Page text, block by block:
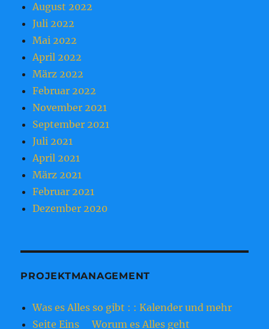
August 2022
Juli 2022
Mai 2022
April 2022
März 2022
Februar 2022
November 2021
September 2021
Juli 2021
April 2021
März 2021
Februar 2021
Dezember 2020
PROJEKTMANAGEMENT
Was es Alles so gibt : : Kalender und mehr
Seite Eins _ Worum es Alles geht